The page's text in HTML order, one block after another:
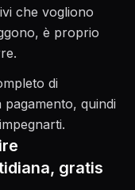
che vogliono
è proprio
di
quindi
gratis